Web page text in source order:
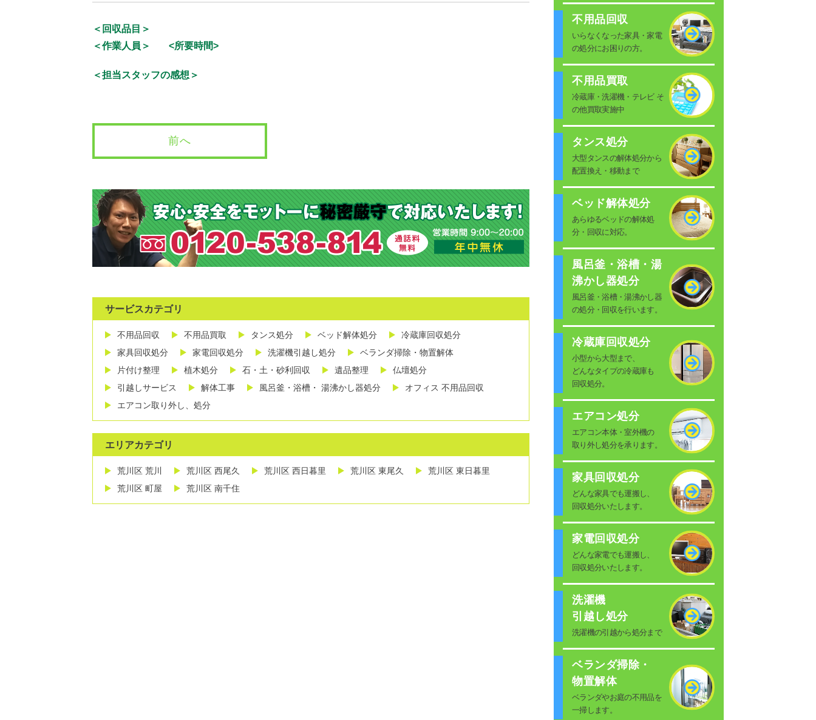
＜回収品目＞
＜作業人員＞
<所要時間>
＜担当スタッフの感想＞
前へ
サービスカテゴリ
不用品回収 不用品買取 タンス処分 ベッド解体処分
冷蔵庫回収処分
家具回収処分
家電回収処分 洗濯機引越し処分
ベランダ掃除・物置解体
片付け整理
植木処分 石・土・砂利回収 遺品整理
仏壇処分
引越しサービス
解体工事 風呂釜・浴槽・ 湯沸かし器処分
オフィス 不用品回収
エアコン取り外し、処分
エリアカテゴリ
荒川区 荒川 荒川区 西尾久 荒川区 西日暮里 荒川区 東尾久
荒川区 東日暮里
荒川区 町屋
荒川区 南千住
不用品回収
いらなくなった家具・家電
の処分にお困りの方。
不用品買取
冷蔵庫・洗濯機・テレビ そ
の他買取実施中
タンス処分
大型タンスの解体処分から
配置換え・移動まで
ベッド解体処分
あらゆるベッドの解体処
分・回収に対応。
風呂釜・浴槽・湯
沸かし器処分
風呂釜・浴槽・湯沸かし器
の処分・回収を行います。
冷蔵庫回収処分
小型から大型まで、
どんなタイプの冷蔵庫も
回収処分。
エアコン処分
エアコン本体・室外機の
取り外し処分を承ります。
家具回収処分
どんな家具でも運搬し、
回収処分いたします。
家電回収処分
どんな家電でも運搬し、
回収処分いたします。
洗濯機
引越し処分
洗濯機の引越から処分まで
ベランダ掃除・
物置解体
ベランダやお庭の不用品を
一掃します。